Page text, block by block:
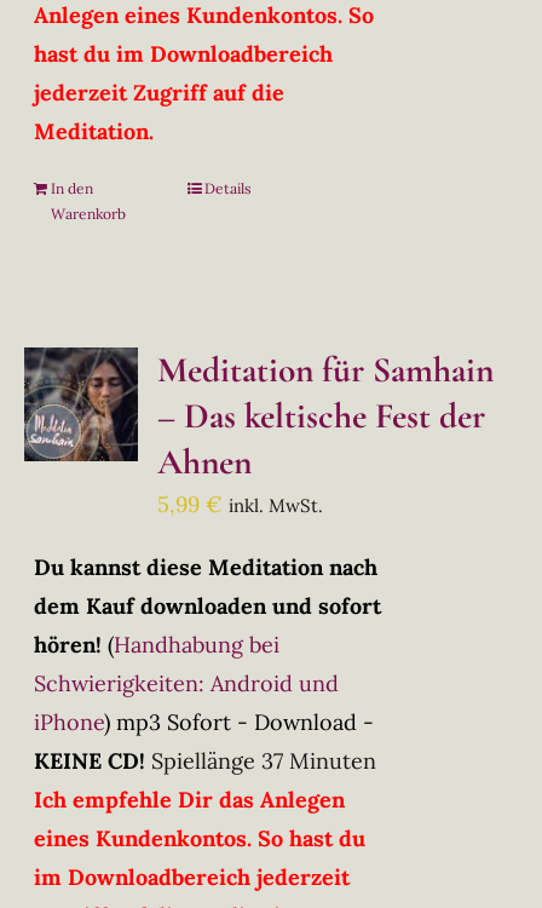
Anlegen eines Kundenkontos. So
hast du im Downloadbereich
jederzeit Zugriff auf die
Meditation.
In den
Warenkorb
Details
Meditation für Samhain
– Das keltische Fest der
Ahnen
5,99€ inkl. MwSt.
Du kannst diese Meditation nach
dem Kauf downloaden und sofort
hören! (Handhabung bei
Schwierigkeiten: Android und
iPhone) mp3 Sofort - Download -
KEINE CD! Spiellänge 37 Minuten
Ich empfehle Dir das Anlegen
eines Kundenkontos. So hast du
im Downloadbereich jederzeit